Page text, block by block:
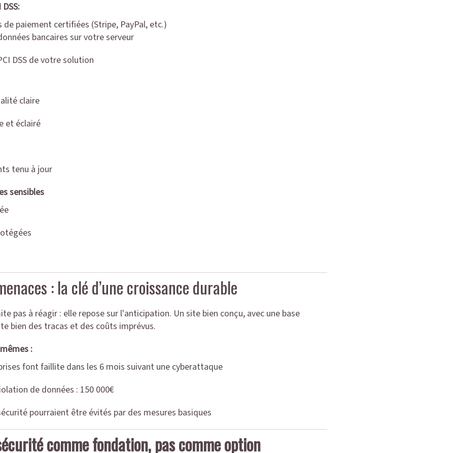
de paiement certifiées (Stripe, PayPal, etc.)
bancaires sur votre serveur
DSS de votre solution
claire
et éclairé
tenu à jour
sensibles
: la clé d’une croissance durable
pas à réagir : elle repose sur l'anticipation. Un site bien conçu, avec une base
bien des tracas et des coûts imprévus.
:
font faillite dans les 6 mois suivant une cyberattaque
de données : 150 000€
pourraient être évités par des mesures basiques
comme fondation, pas comme option